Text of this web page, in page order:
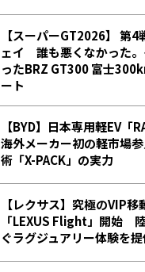
【スーパーGT2026】 第
ェイ 誰も悪くなかった
った――BRZ GT300 富士
ート
【BYD】日本専用軽EV「
海外メーカー初の軽市場
術「X-PACK」の実力
【レクサス】究極のVIP移
「LEXUS Flight」開始
ぐラグジュアリー体験を提